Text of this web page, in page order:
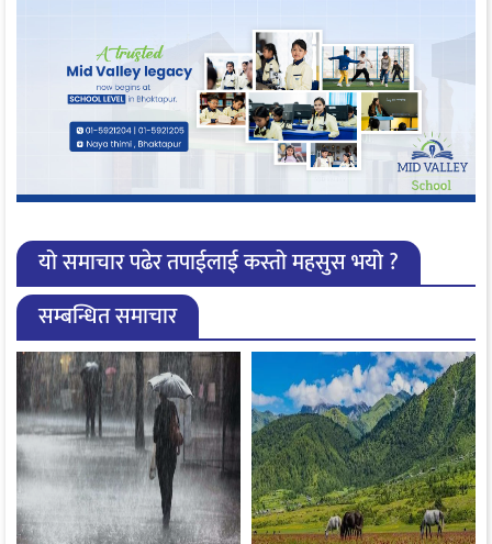
यो समाचार पढेर तपाईलाई कस्तो महसुस भयो ?
सम्बन्धित समाचार